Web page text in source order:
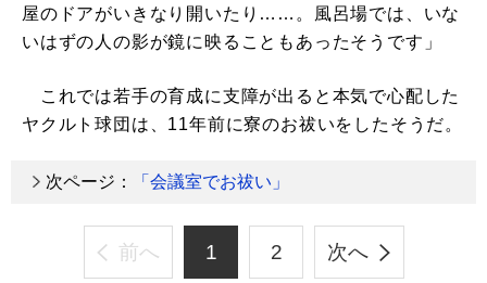
屋のドアがいきなり開いたり……。風呂場では、いな
いはずの人の影が鏡に映ることもあったそうです」
これでは若手の育成に支障が出ると本気で心配した
ヤクルト球団は、11年前に寮のお祓いをしたそうだ。
次ページ： 「会議室でお祓い」
前へ 1 2 次へ